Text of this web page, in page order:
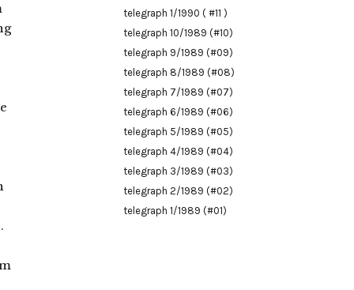
telegraph 1/1990 ( #11 )
telegraph 10/1989 (#10)
telegraph 9/1989 (#09)
telegraph 8/1989 (#08)
telegraph 7/1989 (#07)
telegraph 6/1989 (#06)
telegraph 5/1989 (#05)
telegraph 4/1989 (#04)
telegraph 3/1989 (#03)
telegraph 2/1989 (#02)
telegraph 1/1989 (#01)